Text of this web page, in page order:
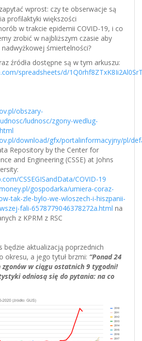
wprost: czy te obserwacje są
profilaktyki większości
w trakcie epidemii COVID-19, i co
zrobić w najbliższym czasie aby
śmiertelności?
źródła dostępne są w tym arkuszu:
spreadsheets/d/
obszary-
ludnosc/zgony-wedlug-
download/gfx/portalinformacyjny/pl/
Repository by the Center for
and Engineering (CSSE) at Johns
CSSEGISandData/COVID-19
gospodarka/umiera-coraz-
tak-zle-bylo-we-wloszech-i-hiszpanii-
fali-6578779046378272a.html na
z KPRM z RSC
będzie aktualizacją poprzednich
okresu, a jego tytuł brzmi: “Ponad 24
zgonów w ciągu ostatnich 9 tygodni!
odniosą się do pytania: na co